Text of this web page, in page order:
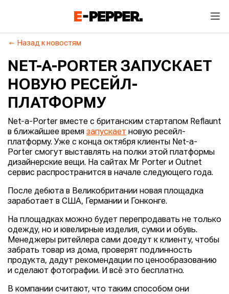
Назад к новостям
NET-A-PORTER ЗАПУСКАЕТ
НОВУЮ РЕСЕЙЛ-
ПЛАТФОРМУ
Net-a-Porter вместе с британским стартапом Reflaunt
в ближайшее время запускает новую ресейл-
платформу. Уже с конца октября клиенты Net-a-
Porter смогут выставлять на полки этой платформы
дизайнерские вещи. На сайтах Mr Porter и Outnet
сервис распространится в начале следующего года.
После дебюта в Великобритании новая площадка
заработает в США, Германии и Гонконге.
На площадках можно будет перепродавать не только
одежду, но и ювелирные изделия, сумки и обувь.
Менеджеры ритейлера сами доедут к клиенту, чтобы
забрать товар из дома, проверят подлинность
продукта, дадут рекомендации по ценообразованию
и сделают фотографии. И всё это бесплатно.
В компании считают, что таким способом они